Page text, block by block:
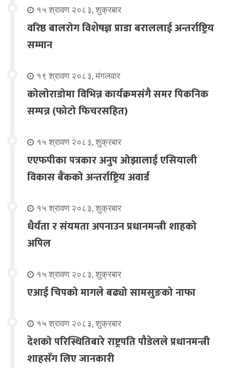
१५ श्रावण २०८३, शुक्रबार
वरिष्ठ बालरोग विशेषज्ञ प्राडा बराललाई अन्तर्राष्ट्रिय
सम्मान
१९ श्रावण २०८३, मंगलवार
कोलोराडोमा विभिन्न कार्यक्रमसंगै समर पिकनिक
सम्पन्न (फोटो फिचरसहित)
१५ श्रावण २०८३, शुक्रबार
एएफपीका पत्रकार अनुप ओझालाई एसियाली
विकास बैंकको अन्तर्राष्ट्रिय अवार्ड
१५ श्रावण २०८३, शुक्रबार
धैर्यता र संयमता अपनाउन प्रधानमन्त्री शाहको
अपिल
१५ श्रावण २०८३, शुक्रबार
एआई चिपको मागले बढ्यो सामसुङको नाफा
१५ श्रावण २०८३, शुक्रबार
देशको परिस्थितिबारे राष्ट्रपति पौडेलले प्रधानमन्त्री
शाहसँग लिए जानकारी